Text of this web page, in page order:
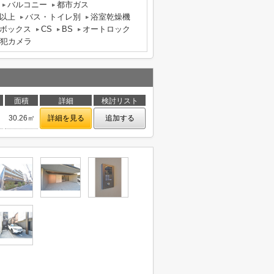
バルコニー
都市ガス
上
バス・トイレ別
浴室乾燥機
ックス
CS BS
オートロック
カメラ
面積 詳細
検討リスト
30.26㎡
詳細を見る 追加する